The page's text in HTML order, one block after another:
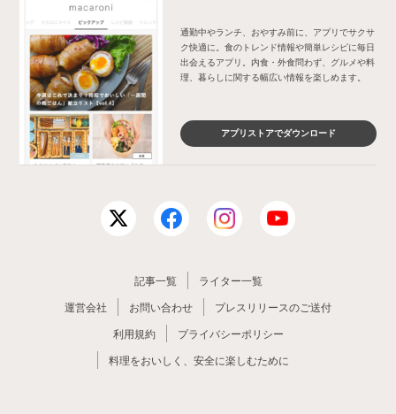
通勤中やランチ、おやすみ前に、アプリでサクサ
ク快適に。食のトレンド情報や簡単レシピに毎日
出会えるアプリ。内食・外食問わず、グルメや料
理、暮らしに関する幅広い情報を楽しめます。
アプリストアでダウンロード
記事一覧
ライター一覧
運営会社
お問い合わせ
プレスリリースのご送付
利用規約
プライバシーポリシー
料理をおいしく、安全に楽しむために